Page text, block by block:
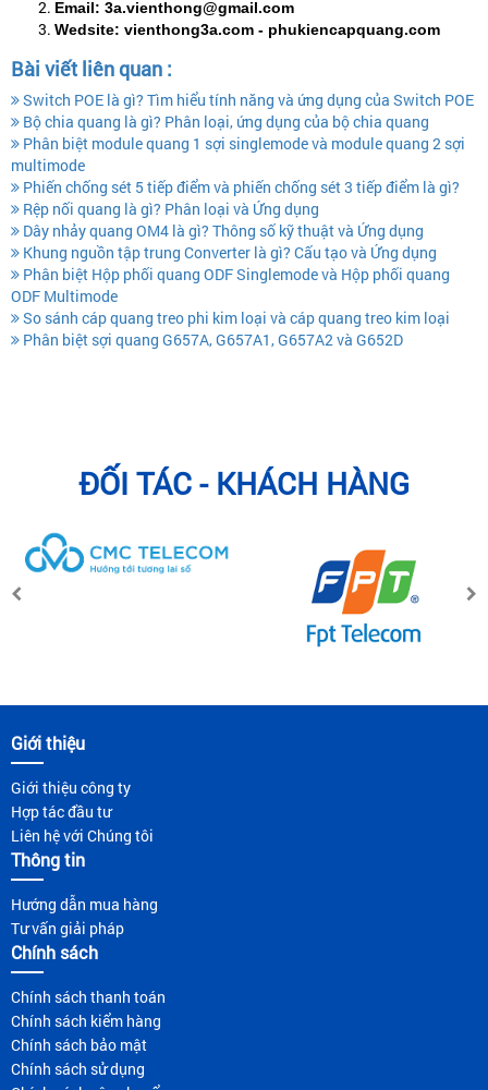
Email: 3a.vienthong@gmail.com
Wedsite: vienthong3a.com - phukiencapquang.com
Bài viết liên quan :
Switch POE là gì? Tìm hiểu tính năng và ứng dụng của Switch POE
Bộ chia quang là gì? Phân loại, ứng dụng của bộ chia quang
Phân biệt module quang 1 sợi singlemode và module quang 2 sợi
multimode
Phiến chống sét 5 tiếp điểm và phiến chống sét 3 tiếp điểm là gì?
Rệp nối quang là gì? Phân loại và Ứng dụng
Dây nhảy quang OM4 là gì? Thông số kỹ thuật và Ứng dụng
Khung nguồn tập trung Converter là gì? Cấu tạo và Ứng dụng
Phân biệt Hộp phối quang ODF Singlemode và Hộp phối quang
ODF Multimode
So sánh cáp quang treo phi kim loại và cáp quang treo kim loại
Phân biệt sợi quang G657A, G657A1, G657A2 và G652D
ĐỐI TÁC - KHÁCH HÀNG
Giới thiệu
Giới thiệu công ty
Hợp tác đầu tư
Liên hệ với Chúng tôi
Thông tin
Hướng dẫn mua hàng
Tư vấn giải pháp
Chính sách
Chính sách thanh toán
Chính sách kiểm hàng
Chính sách bảo mật
Chính sách sử dụng